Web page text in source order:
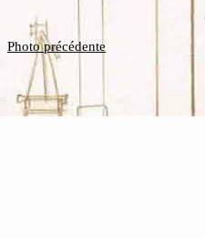
Photo précédente